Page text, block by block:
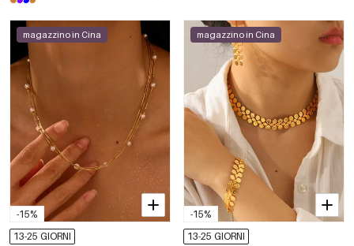
-15%
magazzino in Cina
13-25 GIORNI
-15%
magazzino in Cina
13-25 GIORNI